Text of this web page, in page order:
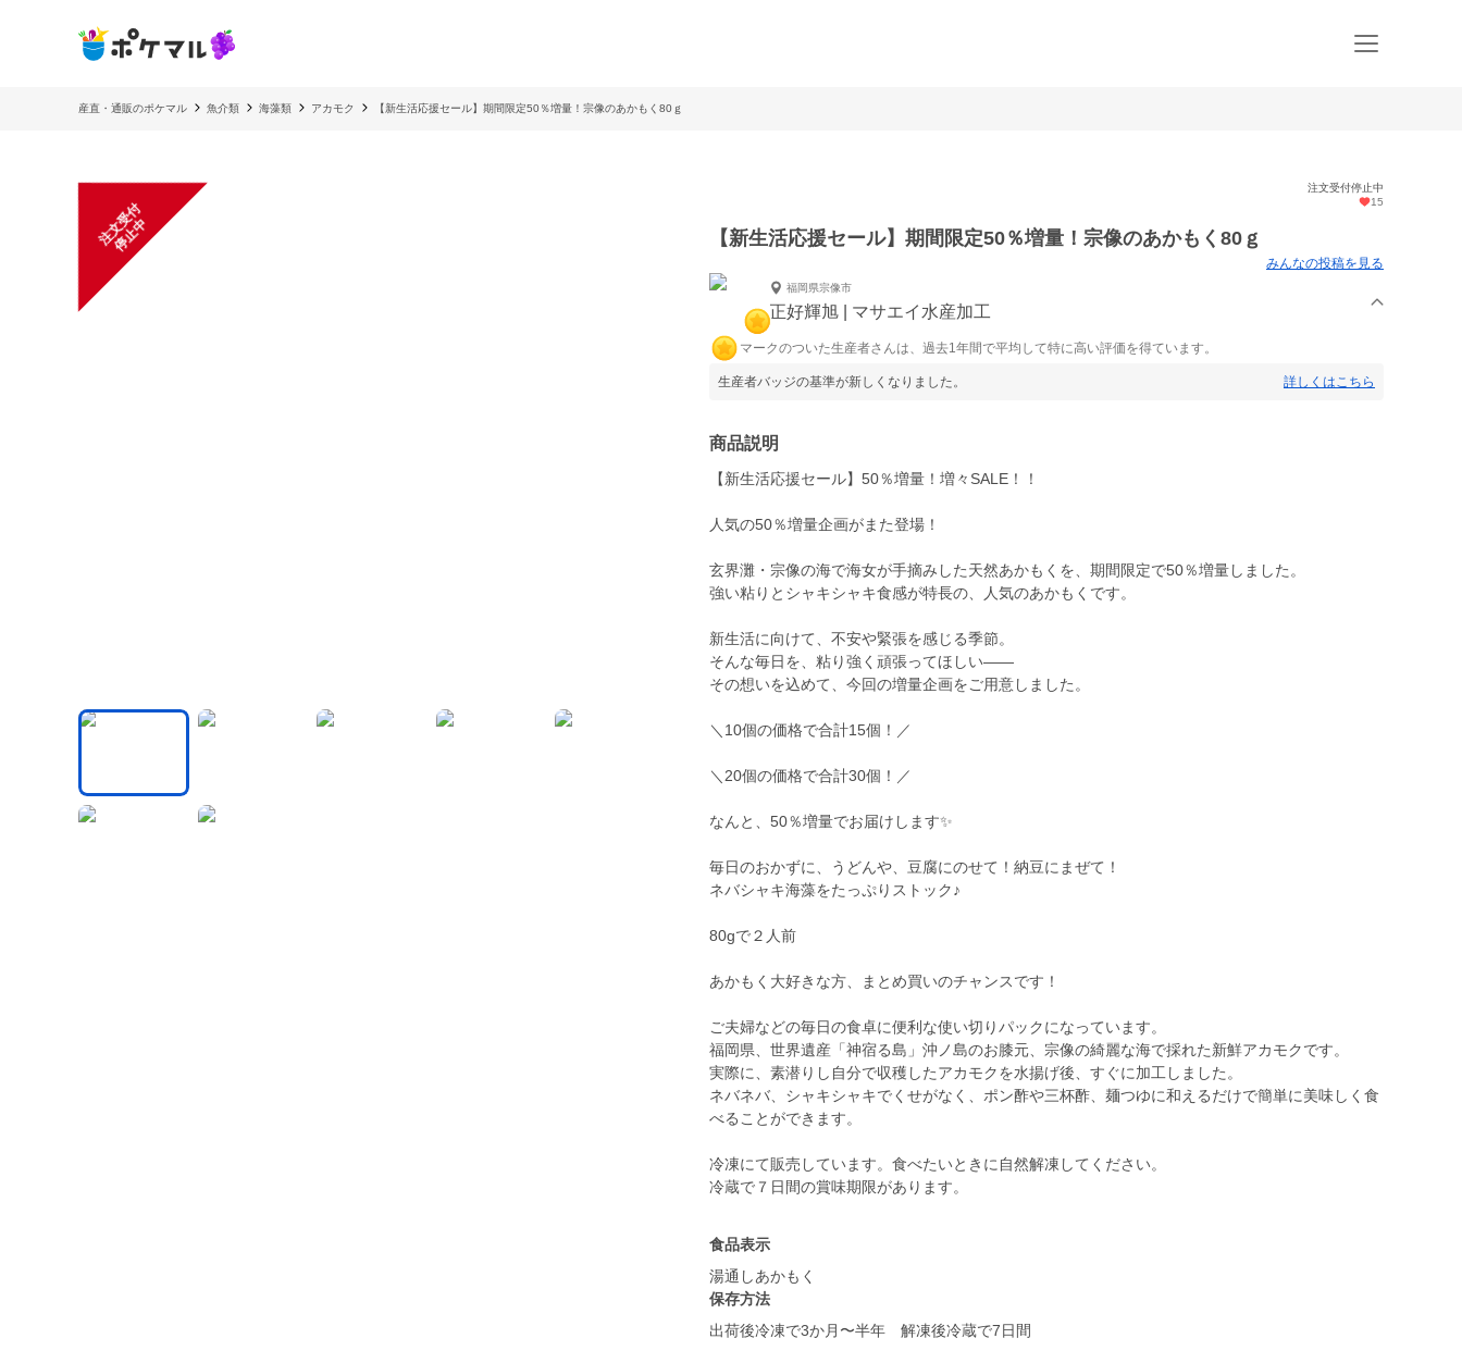
産直・通販のポケマル 魚介類 海藻類 アカモク 【新生活応援セール】期間限定50％増量！宗像のあかもく80ｇ
注
文
受
付
停
止
中
注文受付停止中
15
【新生活応援セール】期間限定50％増量！宗像のあかもく80ｇ
みんなの投稿を見る
福岡県宗像市
正好輝旭 | マサエイ水産加工
マークのついた生産者さんは、過去1年間で平均して特に高い評価を得ています。
生産者バッジの基準が新しくなりました。 詳しくはこちら
商品説明
【新生活応援セール】50％増量！増々SALE！！
人気の50％増量企画がまた登場！
玄界灘・宗像の海で海女が手摘みした天然あかもくを、期間限定で50％増量しました。
強い粘りとシャキシャキ食感が特長の、人気のあかもくです。
新生活に向けて、不安や緊張を感じる季節。
そんな毎日を、粘り強く頑張ってほしい――
その想いを込めて、今回の増量企画をご用意しました。
＼10個の価格で合計15個！／
＼20個の価格で合計30個！／
なんと、50％増量でお届けします✨
毎日のおかずに、うどんや、豆腐にのせて！納豆にまぜて！
ネバシャキ海藻をたっぷりストック♪
80gで２人前
あかもく大好きな方、まとめ買いのチャンスです！
ご夫婦などの毎日の食卓に便利な使い切りパックになっています。
福岡県、世界遺産「神宿る島」沖ノ島のお膝元、宗像の綺麗な海で採れた新鮮アカモクです。
実際に、素潜りし自分で収穫したアカモクを水揚げ後、すぐに加工しました。
ネバネバ、シャキシャキでくせがなく、ポン酢や三杯酢、麺つゆに和えるだけで簡単に美味しく食
べることができます。
冷凍にて販売しています。食べたいときに自然解凍してください。
食品表示
湯通しあかもく
保存方法
出荷後冷凍で3か月〜半年 解凍後冷蔵で7日間